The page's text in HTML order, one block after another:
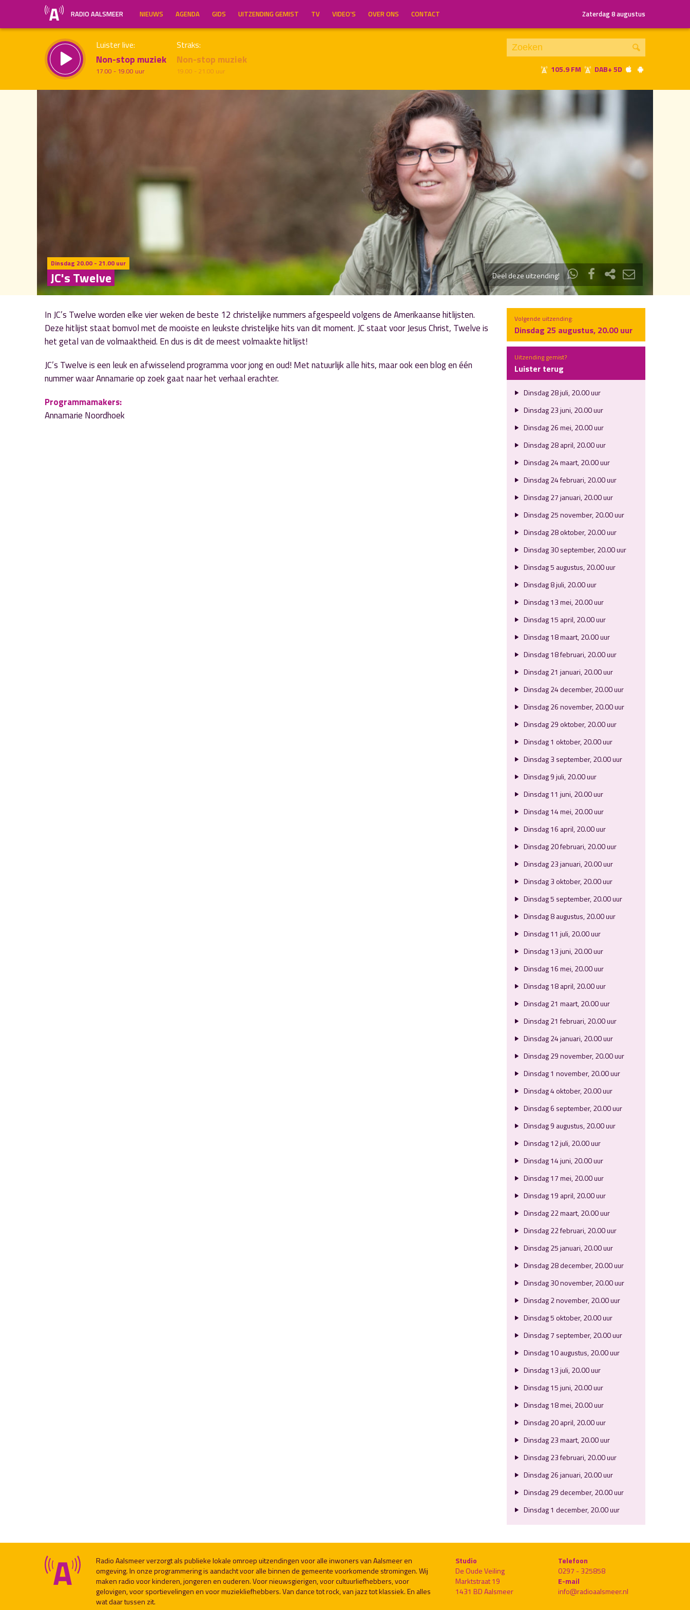
RADIO AALSMEER NIEUWS AGENDA GIDS UITZENDING GEMIST TV VIDEO’S OVER ONS CONTACT Zaterdag 8 augustus
Luister live:
Non-stop muziek
17.00 - 19.00 uur
Straks:
Non-stop muziek
19.00 - 21.00 uur 105.9 FM DAB+ 5D
21.00
Vorig uur Volgend uur
Dinsdag 20.00 - 21.00 uur
JC's Twelve Deel deze uitzending!
In JC’s Twelve worden elke vier weken de beste 12 christelijke nummers afgespeeld volgens de Amerikaanse hitlijsten.
Deze hitlijst staat bomvol met de mooiste en leukste christelijke hits van dit moment. JC staat voor Jesus Christ, Twelve is
het getal van de volmaaktheid. En dus is dit de meest volmaakte hitlijst!
JC’s Twelve is een leuk en afwisselend programma voor jong en oud! Met natuurlijk alle hits, maar ook een blog en één
nummer waar Annamarie op zoek gaat naar het verhaal erachter.
Programmamakers:
Annamarie Noordhoek
Volgende uitzending:
Dinsdag 25 augustus, 20.00 uur
Uitzending gemist?
Luister terug
Dinsdag 28 juli, 20.00 uur
Dinsdag 23 juni, 20.00 uur
Dinsdag 26 mei, 20.00 uur
Dinsdag 28 april, 20.00 uur
Dinsdag 24 maart, 20.00 uur
Dinsdag 24 februari, 20.00 uur
Dinsdag 27 januari, 20.00 uur
Dinsdag 25 november, 20.00 uur
Dinsdag 28 oktober, 20.00 uur
Dinsdag 30 september, 20.00 uur
Dinsdag 5 augustus, 20.00 uur
Dinsdag 8 juli, 20.00 uur
Dinsdag 13 mei, 20.00 uur
Dinsdag 15 april, 20.00 uur
Dinsdag 18 maart, 20.00 uur
Dinsdag 18 februari, 20.00 uur
Dinsdag 21 januari, 20.00 uur
Dinsdag 24 december, 20.00 uur
Dinsdag 26 november, 20.00 uur
Dinsdag 29 oktober, 20.00 uur
Dinsdag 1 oktober, 20.00 uur
Dinsdag 3 september, 20.00 uur
Dinsdag 9 juli, 20.00 uur
Dinsdag 11 juni, 20.00 uur
Dinsdag 14 mei, 20.00 uur
Dinsdag 16 april, 20.00 uur
Dinsdag 20 februari, 20.00 uur
Dinsdag 23 januari, 20.00 uur
Dinsdag 3 oktober, 20.00 uur
Dinsdag 5 september, 20.00 uur
Dinsdag 8 augustus, 20.00 uur
Dinsdag 11 juli, 20.00 uur
Dinsdag 13 juni, 20.00 uur
Dinsdag 16 mei, 20.00 uur
Dinsdag 18 april, 20.00 uur
Dinsdag 21 maart, 20.00 uur
Dinsdag 21 februari, 20.00 uur
Dinsdag 24 januari, 20.00 uur
Dinsdag 29 november, 20.00 uur
Dinsdag 1 november, 20.00 uur
Dinsdag 4 oktober, 20.00 uur
Dinsdag 6 september, 20.00 uur
Dinsdag 9 augustus, 20.00 uur
Dinsdag 12 juli, 20.00 uur
Dinsdag 14 juni, 20.00 uur
Dinsdag 17 mei, 20.00 uur
Dinsdag 19 april, 20.00 uur
Dinsdag 22 maart, 20.00 uur
Dinsdag 22 februari, 20.00 uur
Dinsdag 25 januari, 20.00 uur
Dinsdag 28 december, 20.00 uur
Dinsdag 30 november, 20.00 uur
Dinsdag 2 november, 20.00 uur
Dinsdag 5 oktober, 20.00 uur
Dinsdag 7 september, 20.00 uur
Dinsdag 10 augustus, 20.00 uur
Dinsdag 13 juli, 20.00 uur
Dinsdag 15 juni, 20.00 uur
Dinsdag 18 mei, 20.00 uur
Dinsdag 20 april, 20.00 uur
Dinsdag 23 maart, 20.00 uur
Dinsdag 23 februari, 20.00 uur
Dinsdag 26 januari, 20.00 uur
Dinsdag 29 december, 20.00 uur
Dinsdag 1 december, 20.00 uur
Radio Aalsmeer verzorgt als publieke lokale omroep uitzendingen voor alle inwoners van Aalsmeer en
omgeving. In onze programmering is aandacht voor alle binnen de gemeente voorkomende stromingen. Wij
maken radio voor kinderen, jongeren en ouderen. Voor nieuwsgierigen, voor cultuurliefhebbers, voor
gelovigen, voor sportievelingen en voor muziekliefhebbers. Van dance tot rock, van jazz tot klassiek. En alles
wat daar tussen zit.
Studio
De Oude Veiling
Marktstraat 19
1431 BD Aalsmeer
Telefoon
0297 - 325858
E-mail
info@radioaalsmeer.nl